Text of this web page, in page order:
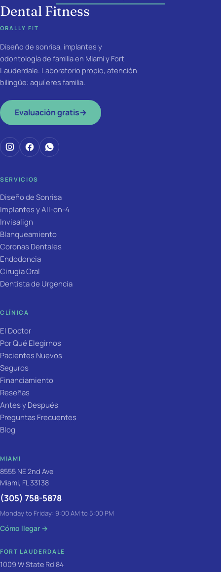
Dental Fitness
ORALLY FIT
Diseño de sonrisa, implantes y
odontología de familia en Miami y Fort
Lauderdale. Laboratorio propio, atención
bilingüe: aquí eres familia.
Evaluación gratis→
SERVICIOS
Diseño de Sonrisa
Implantes y All-on-4
Invisalign
Blanqueamiento
Coronas Dentales
Endodoncia
Cirugía Oral
Dentista de Urgencia
CLÍNICA
El Doctor
Por Qué Elegirnos
Pacientes Nuevos
Seguros
Financiamiento
Reseñas
Antes y Después
Preguntas Frecuentes
Blog
MIAMI
8555 NE 2nd Ave
Miami, FL 33138
(305) 758-5878
Monday to Friday: 9:00 AM to 5:00 PM
Cómo llegar →
FORT LAUDERDALE
1009 W State Rd 84